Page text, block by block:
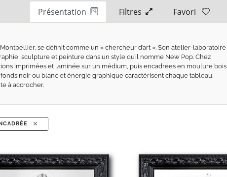
Présentation Filtres Favori
se définit comme un « chercheur d’art ». Son atelier-laboratoire
sculpture et peinture dans un style qu’il nomme New Pop. Chez
imprimées et laminée sur un médium, puis encadrées en moulure bois
noir ou blanc et énergie graphique caractérisent chaque tableau.
à accrocher.